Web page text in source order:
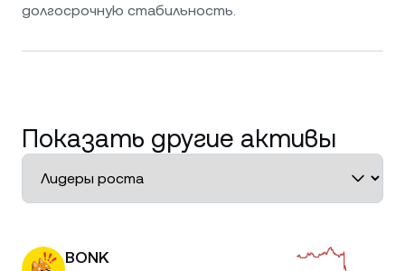
долгосрочную стабильность.
Показать другие активы
BONK